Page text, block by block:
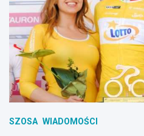
SZOSA WIADOMOŚCI